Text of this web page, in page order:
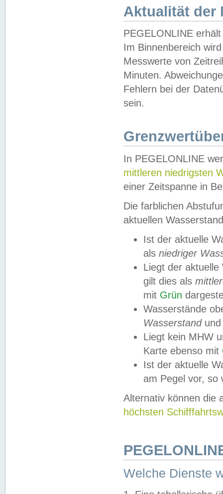
Aktualität der
PEGELONLINE
Im Binnenbereich
Messwerte von
Minuten.
Fehlern bei der
sein.
In PEGELONLINE
mittleren niedrigsten
einer Zeitspanne in
Die farblichen
aktuellen
Ist der aktuelle
als niedriger
Liegt der
gilt dies als
mit Grün
Wasserstände
Wasserstandund
Liegt kein MHW
Karte ebenso mit
Ist der aktuelle
am Pegel vor,
Alternativ können die
höchsten
Welche Dienste